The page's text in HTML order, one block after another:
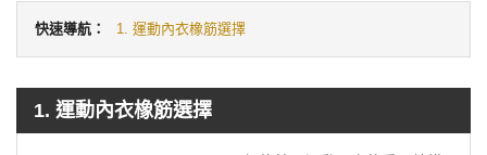
快速導航： 1. 運動內衣橡筋選擇
1. 運動內衣橡筋選擇